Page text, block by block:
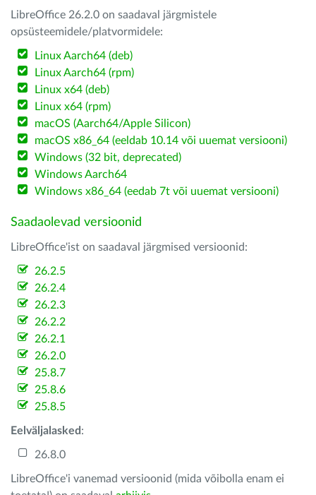
LibreOffice 26.2.0 on saadaval järgmistele
opsüsteemidele/platvormidele:
Linux Aarch64 (deb)
Linux Aarch64 (rpm)
Linux x64 (deb)
Linux x64 (rpm)
macOS (Aarch64/Apple Silicon)
macOS x86_64 (eeldab 10.14 või uuemat versiooni)
Windows (32 bit, deprecated)
Windows Aarch64
Windows x86_64 (eedab 7t või uuemat versiooni)
Saadaolevad versioonid
LibreOffice'ist on saadaval järgmised versioonid:
26.2.5
26.2.4
26.2.3
26.2.2
26.2.1
26.2.0
25.8.7
25.8.6
25.8.5
Eelväljalasked :
26.8.0
LibreOffice'i vanemad versioonid (mida võibolla enam ei